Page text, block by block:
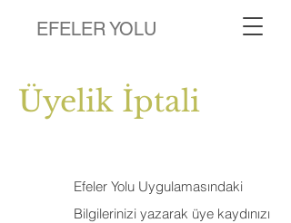
EFELER YOLU
Üyelik İptali
Efeler Yolu Uygulamasındaki
Bilgilerinizi yazarak üye kaydınızı